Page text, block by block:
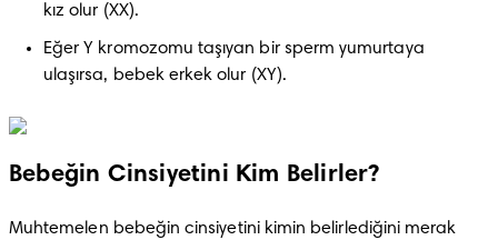
kız olur (XX).
Eğer Y kromozomu taşıyan bir sperm yumurtaya
ulaşırsa, bebek erkek olur (XY).
Bebeğin Cinsiyetini Kim Belirler?
Muhtemelen bebeğin cinsiyetini kimin belirlediğini merak